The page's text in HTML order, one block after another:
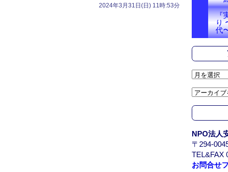
2024年3月31日(日) 11時:53分
『
り
代
ア
カ
イ
ブ
A
r
c
h
NPO法人
〒294-
TEL&FAX
お問合せ